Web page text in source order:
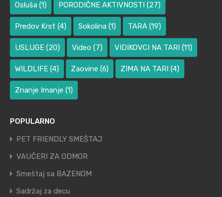
Osluša (1) PORODIČNE AKTIVNOSTI (27)
Predov Krst (4) Sokolina (1) TARA (19)
USLUGE (20) Video (7) VIDIKOVCI NA TARI (11)
WILDLIFE (4) Zaovine (6) ZIMA NA TARI (4)
Znanje Imanje (1)
POPULARNO
PET FRIENDLY SMEŠTAJ
VAUČERI ZA ODMOR
Smeštaj sa BAZENOM
Sadržaj za decu